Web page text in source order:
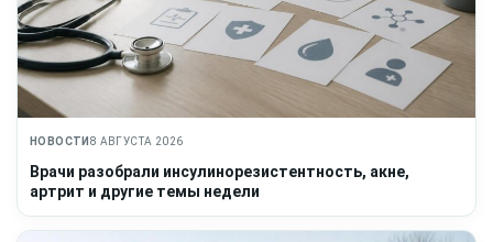
НОВОСТИ 8 АВГУСТА 2026
Врачи разобрали инсулинорезистентность, акне,
артрит и другие темы недели